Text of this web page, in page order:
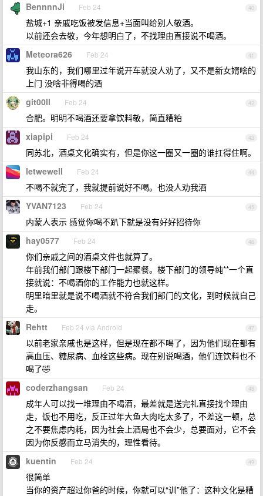
40
BennnnJi Feb 24
盐城+1 亲戚吃饭被发信息+当面叫给别人敬酒。
以前还会去敬，今年想明白了，不找理由直接说不喝酒。
41
Meteora626 Feb 24
我山东的，我们哪里过年说开车就没人劝了，又不是新女婿啥的
上门 没啥非得喝的酒
42
git00ll Feb 24
合肥。明明不喝酒还要拿饮料敬，简直糟粕
43
xiapipi Feb 24
同苏北，酒桌文化确实有，但是你这一圈又一圈的谁扛得住啊。
44
letwewell Feb 24
不喝不就完了，我就提前说好不喝。也没人劝我酒
45
YVAN7123 Feb 24
内蒙人表示 感觉你喝不趴下就是没有好好招待你
46
hay0577 Feb 24
你们亲戚之间的酒桌文件也就算了。
年前我们部门跟楼下部门一起聚餐。楼下部门的领导纯**一个直
接就说：不喝酒你的工作能力也就这样。
明里暗里就是说不喝酒就不符合我们部门的文化，到时候就自己
走。
47
Rehtt Feb 24 via Android
以前老家亲戚也是这样，但是现在都不喝了，因为他们现在都有
高血压、糖尿病、血栓这些病。现在别说喝酒，他们连饮料也不
喝了🤣
48
coderzhangsan Feb 24
成年人可以找一堆理由不喝酒，最差就是送完礼直接找个理由
走，饭也不用吃，反正过年大鱼大肉吃太多了，不差这一顿，总
之不要焦虑内耗，因为社会上酒局也不会少，总要面对，它不会
因为你反感而立马消失的，理性看待。
49
kuentin Feb 24
很简单
当你的资产超过你爸的时候，你就可以“训”他了：这种文化是糟